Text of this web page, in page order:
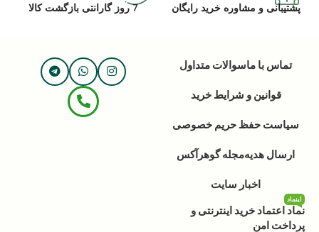
پشتیبانی و مشاوره خرید رایگان 7 روز گارانتی بازگشت کالا
تماس با ماسوالات متداول
قوانین و شرایط خرید
سیاست حفظ حریم خصوصی
ارسال هدیهمجله گوهرآکس
اخبار سایت
نماد اعتماد خرید اینترنتی و
پرداخت امن
اینماد